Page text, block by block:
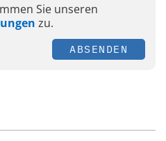
Sie unseren
zu.
ABSENDEN